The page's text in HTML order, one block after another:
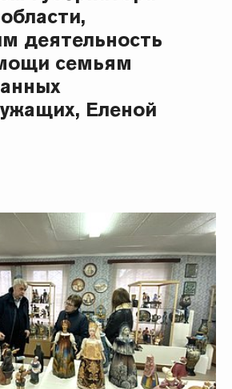
деятельность
семьям
Еленой